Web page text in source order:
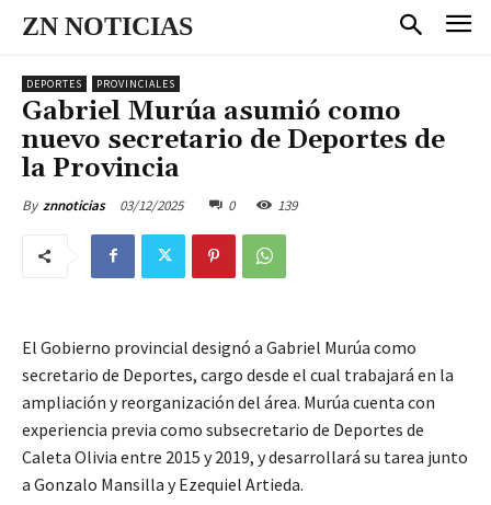
ZN NOTICIAS
DEPORTES PROVINCIALES
Gabriel Murúa asumió como
nuevo secretario de Deportes de
la Provincia
By znnoticias 03/12/2025 0 139
El Gobierno provincial designó a Gabriel Murúa como
secretario de Deportes, cargo desde el cual trabajará en la
ampliación y reorganización del área. Murúa cuenta con
experiencia previa como subsecretario de Deportes de
Caleta Olivia entre 2015 y 2019, y desarrollará su tarea junto
a Gonzalo Mansilla y Ezequiel Artieda.